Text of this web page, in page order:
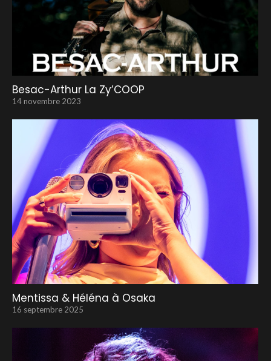
Besac-Arthur La Zy’COOP
14 novembre 2023
Mentissa & Héléna à Osaka
16 septembre 2025